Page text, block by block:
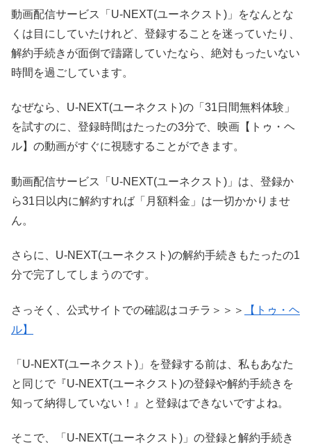
動画配信サービス「U-NEXT(ユーネクスト)」をなんとな
くは目にしていたけれど、登録することを迷っていたり、
解約手続きが面倒で躊躇していたなら、絶対もったいない
時間を過ごしています。
なぜなら、U-NEXT(ユーネクスト)の「31日間無料体験」
を試すのに、登録時間はたったの3分で、映画【トゥ・ヘ
ル】の動画がすぐに視聴することができます。
動画配信サービス「U-NEXT(ユーネクスト)」は、登録か
ら31日以内に解約すれば「月額料金」は一切かかりませ
ん。
さらに、U-NEXT(ユーネクスト)の解約手続きもたったの1
分で完了してしまうのです。
さっそく、公式サイトでの確認はコチラ＞＞＞
【トゥ・ヘ
ル】
「U-NEXT(ユーネクスト)」を登録する前は、私もあなた
と同じで『U-NEXT(ユーネクスト)の登録や解約手続きを
知って納得していない！』と登録はできないですよね。
そこで、「U-NEXT(ユーネクスト)」の登録と解約手続き